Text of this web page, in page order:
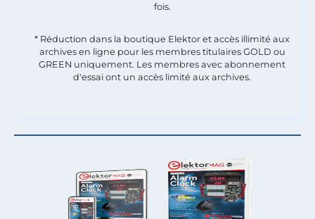
fois.​
* Réduction dans la boutique Elektor et accès illimité aux
archives en ligne pour les membres titulaires GOLD ou
GREEN uniquement. Les membres avec abonnement
d'essai ont un accès limité aux archives.